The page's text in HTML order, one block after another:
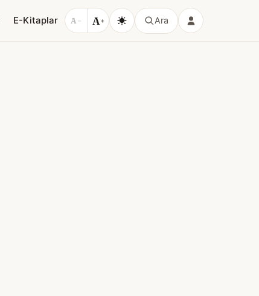
E-Kitaplar A − A+ Ara